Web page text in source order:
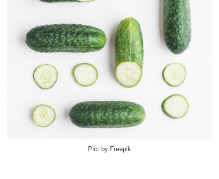
Pict by Freepik